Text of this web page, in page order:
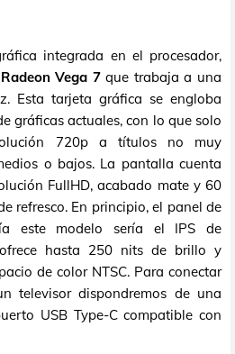
integrada en el procesador,
Vega 7que trabaja a una
Esta tarjeta gráfica se engloba
gráficas actuales, con lo que solo
720p a títulos no muy
o bajos. La pantalla cuenta
FullHD, acabado mate y 60
refresco. En principio, el panel de
este modelo sería el IPS de
hasta 250 nits de brillo y
de color NTSC. Para conectar
televisor dispondremos de una
USB Type-C compatible con